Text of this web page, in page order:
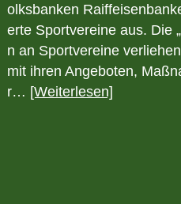
olksbanken
erte Sportvereine aus. Die
n an Sportvereine
mit ihren Angeboten,
r… [Weiterlesen]